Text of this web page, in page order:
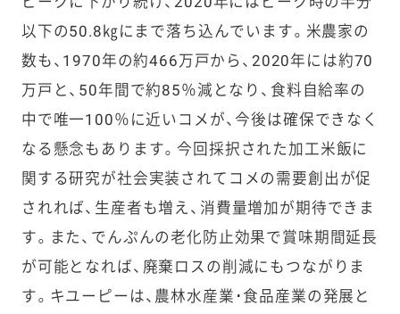
以下の50.8㎏にまで落ち込んでいます。米農家の
数も、1970年の約466万戸から、2020年には約70
万戸と、50年間で約85％減となり、食料自給率の
中で唯一100％に近いコメが、今後は確保できなく
なる懸念もあります。今回採択された加工米飯に
関する研究が社会実装されてコメの需要創出が促
されれば、生産者も増え、消費量増加が期待できま
す。また、でんぷんの老化防止効果で賞味期間延長
が可能となれば、廃棄ロスの削減にもつながりま
す。キユーピーは、農林水産業･食品産業の発展と